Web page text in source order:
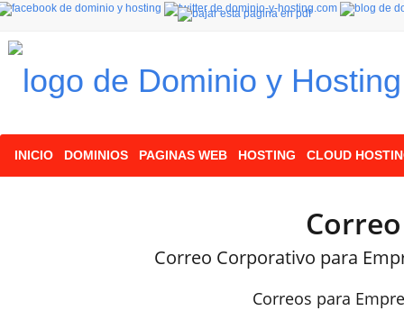
INICIO DOMINIOS PAGINAS WEB HOSTING CLOUD
Correo Corporativo para
Correos para